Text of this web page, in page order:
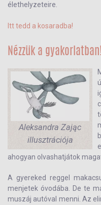
élethelyzeteire.
Itt tedd a kosaradba!
Nézzük a
Aleksandra Zając
illusztrációja
ahogyan olvashatjátok
A gyereked reggel
menjetek óvodába. De te
muszáj autóval menni. Az